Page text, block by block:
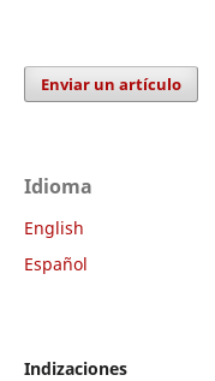
Enviar un artículo
Idioma
English
Español
Indizaciones